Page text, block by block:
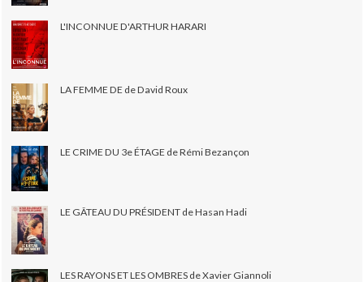
L'INCONNUE D'ARTHUR HARARI
LA FEMME DE de David Roux
LE CRIME DU 3e ÉTAGE de Rémi Bezançon
LE GÂTEAU DU PRÉSIDENT de Hasan Hadi
LES RAYONS ET LES OMBRES de Xavier Giannoli